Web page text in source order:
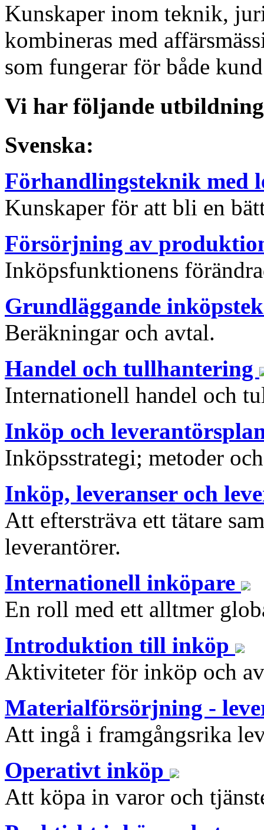
Kunskaper inom teknik,
kombineras med
som fungerar för både
Vi har följande
Svenska:
Förhandlingsteknik med
Kunskaper för att bli en
Försörjning av
Inköpsfunktionens
Grundläggande
Beräkningar och avtal.
Handel och tullhantering
Internationell handel och
Inköp och
Inköpsstrategi; metoder
Inköp, leveranser och
Att eftersträva ett tätare
leverantörer.
Internationell inköpare
En roll med ett alltmer
Introduktion till inköp
Aktiviteter för inköp och
Materialförsörjning -
Att ingå i framgångsrika
Operativt inköp
Att köpa in varor och